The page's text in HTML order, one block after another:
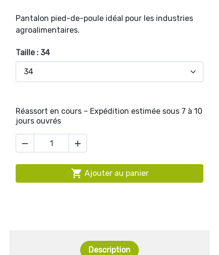
Pantalon pied-de-poule idéal pour les industries
agroalimentaires.
Taille : 34
Réassort en cours – Expédition estimée sous 7 à 10
jours ouvrés
 
 Ajouter au panier
Description